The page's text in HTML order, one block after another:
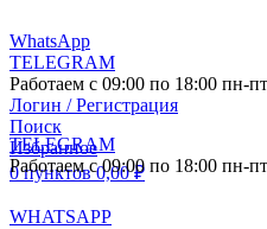
WhatsApp
TELEGRAM
Работаем с 09:00 по 18:00 пн-пт
Логин / Регистрация
Поиск
Избранное
0пунктов 0,00₽
WHATSAPP
TELEGRAM
Работаем с 09:00 по 18:00 пн-пт